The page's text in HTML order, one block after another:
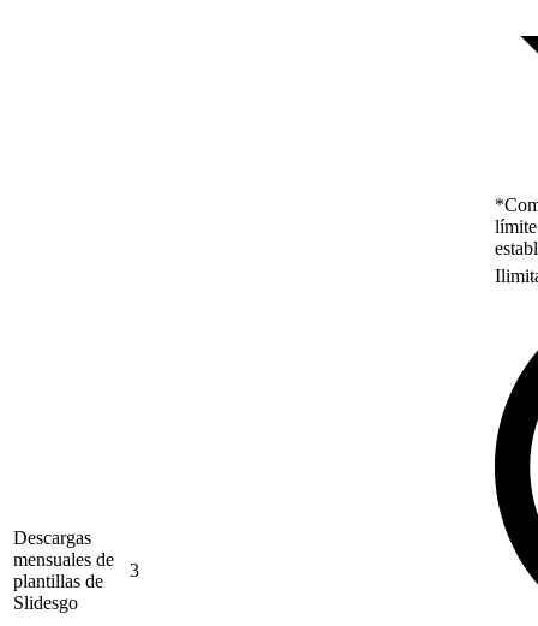
Descargas
mensuales de
plantillas de
Slidesgo
3